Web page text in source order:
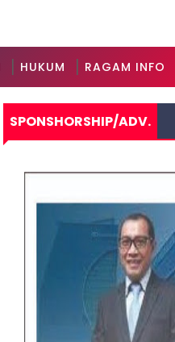
HUKUM RAGAM INFO
SPONSHORSHIP/ADV.